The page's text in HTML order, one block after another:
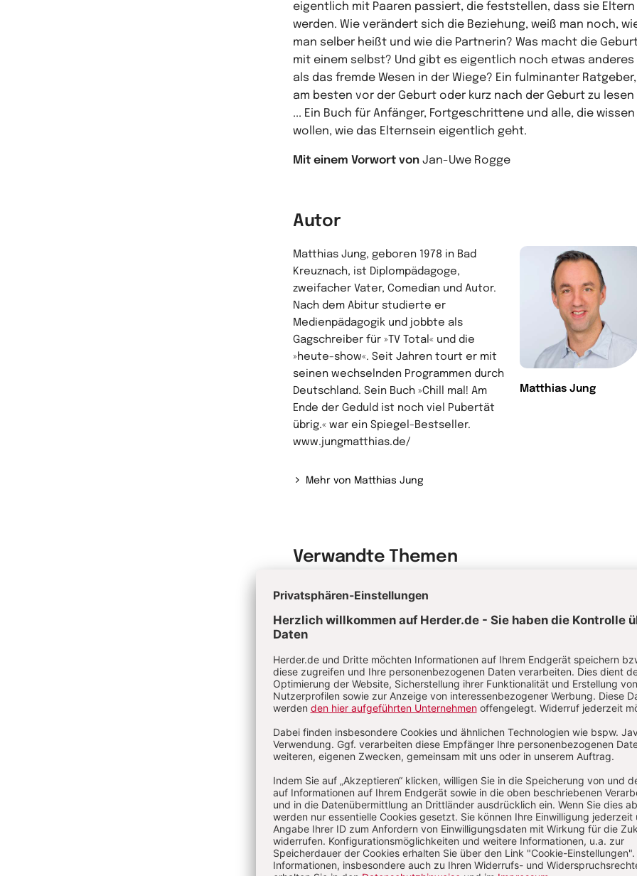
eigentlich mit Paaren passiert, die feststellen, dass sie Eltern
werden. Wie verändert sich die Beziehung, weiß man noch,
man selber heißt und wie die Partnerin? Was macht die
mit einem selbst? Und gibt es eigentlich noch etwas anderes
als das fremde Wesen in der Wiege? Ein fulminanter Ratgeber,
am besten vor der Geburt oder kurz nach der Geburt zu lesen
... Ein Buch für Anfänger, Fortgeschrittene und alle, die wissen
wollen, wie das Elternsein eigentlich geht.
Mit einem Vorwort von Jan-Uwe Rogge
Autor
Matthias Jung
Matthias Jung, geboren 1978 in Bad
Kreuznach, ist Diplompädagoge,
zweifacher Vater, Comedian und Autor.
Nach dem Abitur studierte er
Medienpädagogik und jobbte als
Gagschreiber für »TV Total« und die
»heute-show«. Seit Jahren tourt er mit
seinen wechselnden Programmen durch
Deutschland. Sein Buch »Chill mal! Am
Ende der Geduld ist noch viel Pubertät
übrig.« war ein Spiegel-Bestseller.
www.jungmatthias.de/
Mehr von Matthias Jung
Verwandte Themen
Beziehungskiller Schwiegermutter?
Wie kann ich meine Eifersucht erfolgreich bekämpfen?
Partnerschaftsprobleme wegen Kindern
Wie Sie Ihre Beziehung retten können
Unfreiwillige Trennung auf Zeit: Plötzlich alleine
Beziehungstipps für eine glückliche Partnerschaft